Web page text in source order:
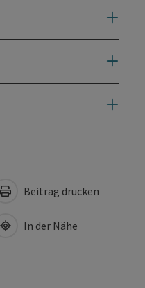
Beitrag drucken
In der Nähe